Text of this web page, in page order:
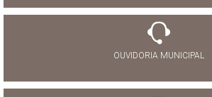
OUVIDORIA MUNICIPAL